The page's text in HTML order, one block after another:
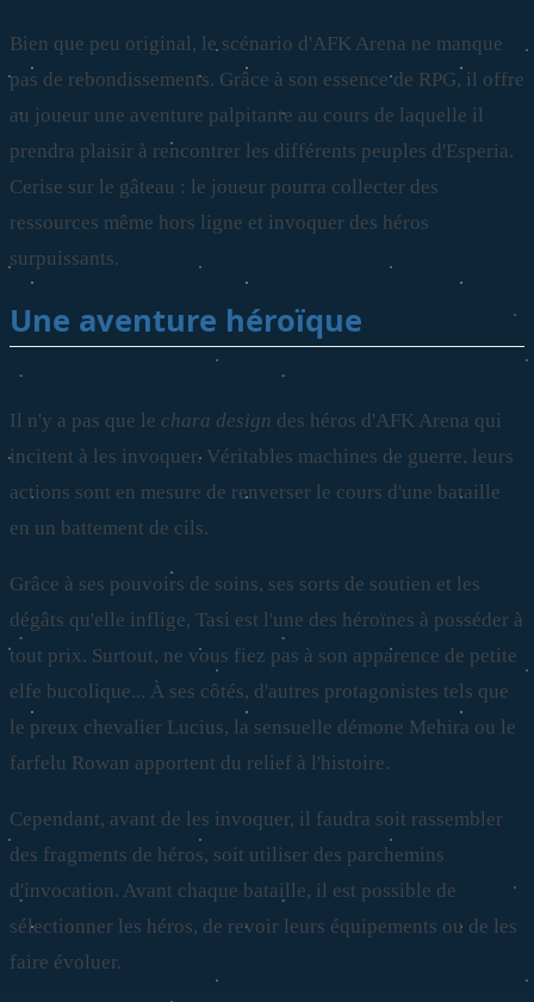
Bien que peu original, le scénario d'AFK Arena ne manque
pas de rebondissements. Grâce à son essence de RPG, il offre
au joueur une aventure palpitante au cours de laquelle il
prendra plaisir à rencontrer les différents peuples d'Esperia.
Cerise sur le gâteau : le joueur pourra collecter des
ressources même hors ligne et invoquer des héros
surpuissants.
Une aventure héroïque
Il n'y a pas que le chara design des héros d'AFK Arena qui
incitent à les invoquer. Véritables machines de guerre, leurs
actions sont en mesure de renverser le cours d'une bataille
en un battement de cils.
Grâce à ses pouvoirs de soins, ses sorts de soutien et les
dégâts qu'elle inflige, Tasi est l'une des héroïnes à posséder à
tout prix. Surtout, ne vous fiez pas à son apparence de petite
elfe bucolique... À ses côtés, d'autres protagonistes tels que
le preux chevalier Lucius, la sensuelle démone Mehira ou le
farfelu Rowan apportent du relief à l'histoire.
Cependant, avant de les invoquer, il faudra soit rassembler
des fragments de héros, soit utiliser des parchemins
d'invocation. Avant chaque bataille, il est possible de
sélectionner les héros, de revoir leurs équipements ou de les
faire évoluer.